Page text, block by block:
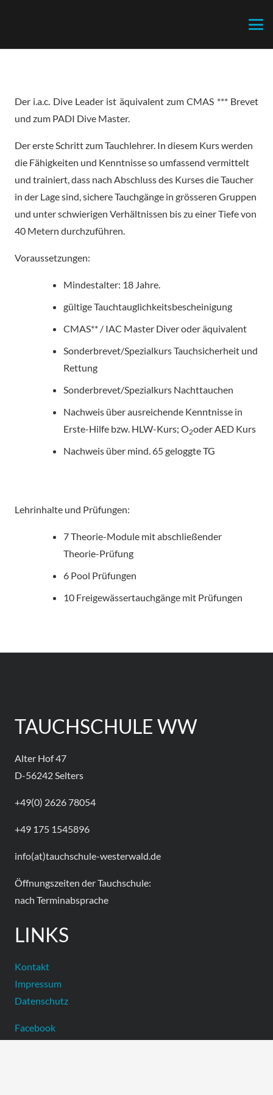
Der i.a.c. Dive Leader ist äquivalent zum CMAS *** Brevet
und zum PADI Dive Master.
Der erste Schritt zum Tauchlehrer. In diesem Kurs werden
die Fähigkeiten und Kenntnisse so umfassend vermittelt
und trainiert, dass nach Abschluss des Kurses die Taucher
in der Lage sind, sichere Tauchgänge in grösseren Gruppen
und unter schwierigen Verhältnissen bis zu einer Tiefe von
40 Metern durchzuführen.
Voraussetzungen:
Mindestalter: 18 Jahre.
gültige Tauchtauglichkeitsbescheinigung
CMAS** / IAC Master Diver oder äquivalent
Sonderbrevet/Spezialkurs Tauchsicherheit und
Rettung
Sonderbrevet/Spezialkurs Nachttauchen
Nachweis über ausreichende Kenntnisse in
Erste-Hilfe bzw. HLW-Kurs; O2oder AED Kurs
Nachweis über mind. 65 geloggte TG
Lehrinhalte und Prüfungen:
7 Theorie-Module mit abschließender
Theorie-Prüfung
6 Pool Prüfungen
10 Freigewässertauchgänge mit Prüfungen
TAUCHSCHULE WW
Alter Hof 47
D-56242 Selters
+49(0) 2626 78054
+49 175 1545896
info(at)tauchschule-westerwald.de
Öffnungszeiten der Tauchschule:
nach Terminabsprache
LINKS
Kontakt
Impressum
Datenschutz
Facebook